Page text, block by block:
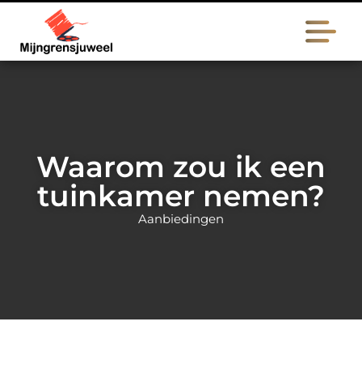
Waarom zou ik een
tuinkamer nemen?
Aanbiedingen